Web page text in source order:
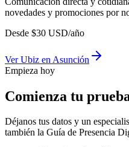
novedades y promociones por
Desde $30 USD/año
VerUbiz en Asunción
Empieza hoy
Comienza tu
Déjanos tus datos y un
también la Guía de Presencia